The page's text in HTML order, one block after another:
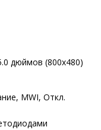
дюймов (800x480)
MWI, Откл.